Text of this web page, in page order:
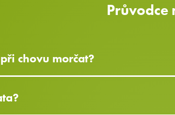
Průvodce
chovu morčat?